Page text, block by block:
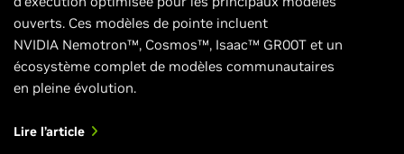
ouverts. Ces modèles de pointe incluent
NVIDIA Nemotron™, Cosmos™, Isaac™ GR00T et un
écosystème complet de modèles communautaires
en pleine évolution.
Lire l’article